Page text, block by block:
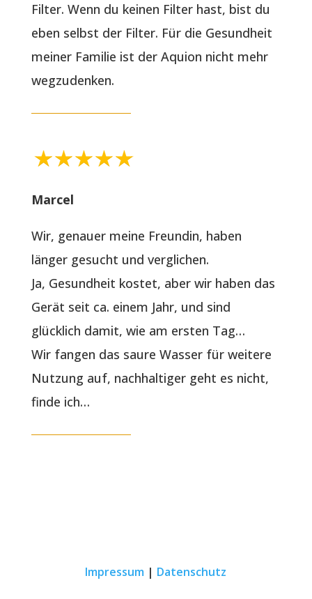
Filter. Wenn du keinen Filter hast, bist du
eben selbst der Filter. Für die Gesundheit
meiner Familie ist der Aquion nicht mehr
wegzudenken.
Marcel
Wir, genauer meine Freundin, haben
länger gesucht und verglichen.
Ja, Gesundheit kostet, aber wir haben das
Gerät seit ca. einem Jahr, und sind
glücklich damit, wie am ersten Tag…
Wir fangen das saure Wasser für weitere
Nutzung auf, nachhaltiger geht es nicht,
finde ich…
Impressum | Datenschutz